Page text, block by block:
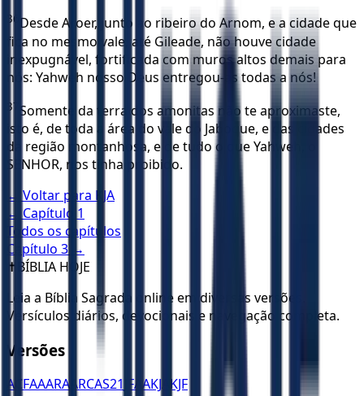
36 Desde Aroer, junto ao ribeiro do Arnom, e a cidade que
fica no mesmo vale, até Gileade, não houve cidade
inexpugnável, fortificada com muros altos demais para
nós: Yahweh nosso Deus entregou-as todas a nós!
37 Somente da terra dos amonitas não te aproximaste,
isto é, de toda a área do vale do Jaboque, e das cidades
da região montanhosa, e de tudo o que Yahweh, o
SENHOR, nos tinha proibido.
← Voltar para KJA
← Capítulo 1
Todos os capítulos
Capítulo 3 →
✝️ BÍBLIA HOJE
Leia a Bíblia Sagrada online em diversas versões.
Versículos diários, devocionais e navegação completa.
Versões
ACFAAARA ARCAS21 JFAAKJA KJF